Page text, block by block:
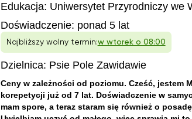
Edukacja: Uniwersytet Przyrodniczy we
Doświadczenie: ponad 5 lat
Najbliższy wolny termin:w wtorek o 08:00
Dzielnica: Psie Pole Zawidawie
Ceny w zależności od poziomu. Cześć, jestem
korepetycji już od 7 lat. Doświadczenie w
mam spore, a teraz staram się również o